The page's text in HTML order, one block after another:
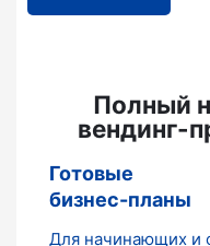
Полный
вендинг-
Готовые
бизнес-планы
Для начинающих и